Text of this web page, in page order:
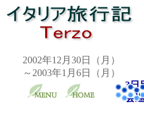
2002年12月30日（月）
～2003年1月6日（月）
3日
会